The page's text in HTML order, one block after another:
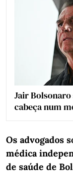
Jair
cabeça num
Os advogados
médica
de saúde de